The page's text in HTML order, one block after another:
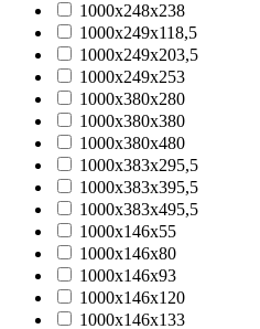
1000x248x238
1000x249x118,5
1000x249x203,5
1000x249x253
1000x380x280
1000x380x380
1000x380x480
1000x383x295,5
1000x383x395,5
1000x383x495,5
1000х146х55
1000х146х80
1000х146х93
1000х146х120
1000х146х133